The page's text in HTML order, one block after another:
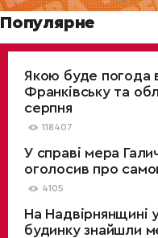
Популярне
Якою буде погода
Франківську та
серпня
118407
У справі мера
оголосив про
4105
На Надвірнянщині
будинку знайшли